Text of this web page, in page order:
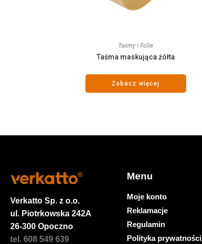
Taśmy i Folie
Taśma maskująca żółta
Zobacz więcej
Verkatto Sp. z o.o.
ul. Piotrkowska 242A
26-300 Opoczno
tel. 608 549 639
Menu
Moje konto
Reklamacje
Regulamin
Polityka prywatności